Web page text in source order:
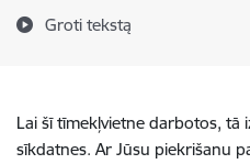
Groti tekstą
Lai šī tīmekļvietne darbotos, tā
sīkdatnes. Ar Jūsu piekrišanu